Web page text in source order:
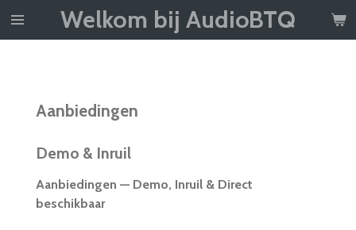
Ga
Welkom bij AudioBTQ
Aanbiedingen
Demo & Inruil
Aanbiedingen — Demo, Inruil & Direct
beschikbaar